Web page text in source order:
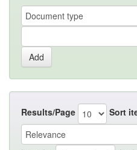
Results/Page Sort